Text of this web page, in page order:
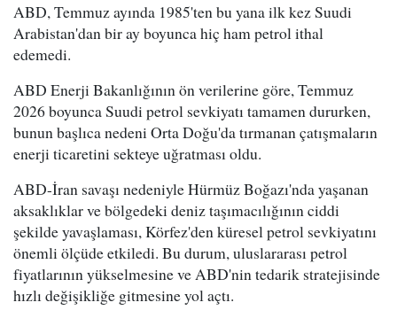
ABD, Temmuz ayında 1985'ten bu yana ilk kez Suudi
Arabistan'dan bir ay boyunca hiç ham petrol ithal
edemedi.
ABD Enerji Bakanlığının ön verilerine göre, Temmuz
2026 boyunca Suudi petrol sevkiyatı tamamen dururken,
bunun başlıca nedeni Orta Doğu'da tırmanan çatışmaların
enerji ticaretini sekteye uğratması oldu.
ABD-İran savaşı nedeniyle Hürmüz Boğazı'nda yaşanan
aksaklıklar ve bölgedeki deniz taşımacılığının ciddi
şekilde yavaşlaması, Körfez'den küresel petrol sevkiyatını
önemli ölçüde etkiledi. Bu durum, uluslararası petrol
fiyatlarının yükselmesine ve ABD'nin tedarik stratejisinde
hızlı değişikliğe gitmesine yol açtı.